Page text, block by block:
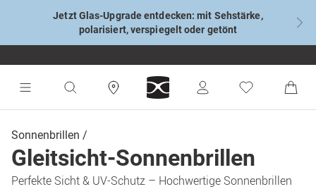
Jetzt Glas-Upgrade entdecken: mit Sehstärke,
polarisiert, verspiegelt oder getönt
Sonnenbrillen
Gleitsicht-Sonnenbrillen
Perfekte Sicht & UV-Schutz – Hochwertige Sonnenbrillen